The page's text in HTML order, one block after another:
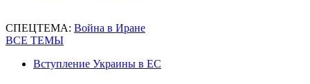
СПЕЦТЕМА: Война в Иране
ВСЕ ТЕМЫ
Вступление Украины в ЕС